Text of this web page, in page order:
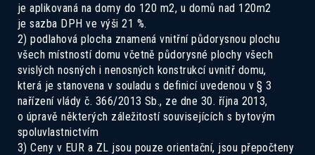
je aplikovaná na domy do 120 m2, u domů nad 120m2
je sazba DPH ve výši 21 %.
2) podlahová plocha znamená vnitřní půdorysnou plochu
všech místností domu včetně půdorysné plochy všech
svislých nosných i nenosných konstrukcí uvnitř domu,
která je stanovena v souladu s definicí uvedenou v § 3
nařízení vlády č. 366/2013 Sb., ze dne 30. října 2013,
o úpravě některých záležitostí souvisejících s bytovým
spoluvlastnictvím
3) Ceny v EUR a ZL jsou pouze orientační, jsou přepočteny
možnostmi.